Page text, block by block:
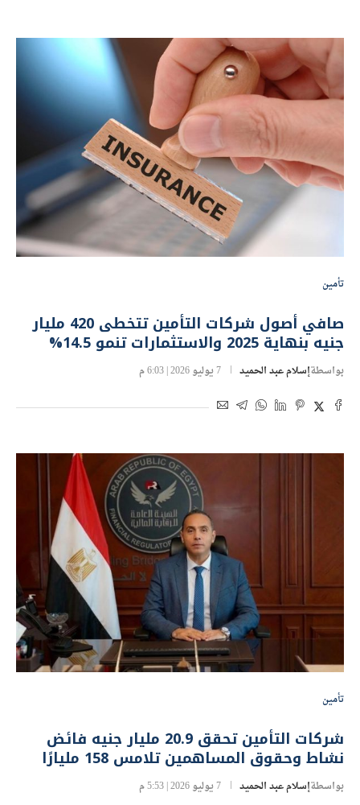
تأمين
صافي أصول شركات التأمين تتخطى 420 مليار
جنيه بنهاية 2025 والاستثمارات تنمو 14.5%
بواسطةإسلام عبد الحميد 7 يوليو 2026 | 6:03 م
تأمين
شركات التأمين تحقق 20.9 مليار جنيه فائض
نشاط وحقوق المساهمين تلامس 158 مليارًا
بواسطةإسلام عبد الحميد 7 يوليو 2026 | 5:53 م